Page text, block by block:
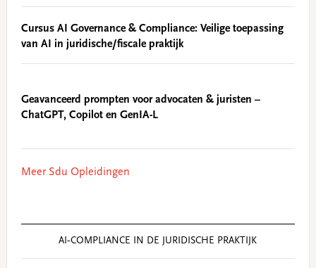
Cursus AI Governance & Compliance: Veilige toepassing
van AI in juridische/fiscale praktijk
Geavanceerd prompten voor advocaten & juristen –
ChatGPT, Copilot en GenIA-L
Meer Sdu Opleidingen
AI‑COMPLIANCE IN DE JURIDISCHE PRAKTIJK